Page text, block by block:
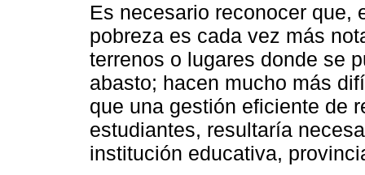
Es necesario reconocer que,
pobreza es cada vez más
terrenos o lugares donde se
abasto; hacen mucho más
que una gestión eficiente de
estudiantes, resultaría
institución educativa,